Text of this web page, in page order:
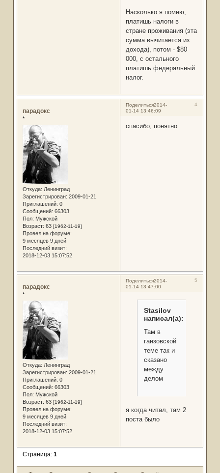
Насколько я помню,
платишь налоги в
стране проживания (эта
сумма вычитается из
дохода), потом - $80
000, с остального
платишь федеральный
налог.
Поделиться 4
2014-
01-14 13:46:09
парадокс
*
Откуда: Ленинград
Зарегистрирован: 2009-01-21
Приглашений: 0
Сообщений: 66303
Пол: Мужской
Возраст: 63 [1962-11-19]
Провел на форуме:
9 месяцев 9 дней
Последний визит:
2018-12-03 15:07:52
спасибо, понятно
Поделиться 5
2014-
01-14 13:47:00
парадокс
*
Откуда: Ленинград
Зарегистрирован: 2009-01-21
Приглашений: 0
Сообщений: 66303
Пол: Мужской
Возраст: 63 [1962-11-19]
Провел на форуме:
9 месяцев 9 дней
Последний визит:
2018-12-03 15:07:52
Stasilov
написал(а):
Там в
ганзовской
теме так и
сказано
между
делом
я когда читал, там 2
поста было
Страница: 1